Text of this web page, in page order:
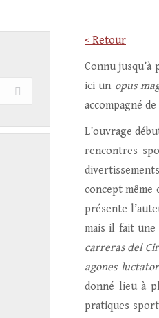
< Retour
Connu
ici un opus
accompagné
L’ouvrage
rencontres
concept même
présente
mais il fait une
carreras del
agones
donné lieu à
pratiques